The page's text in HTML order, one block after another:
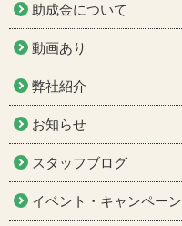
助成金について
動画あり
弊社紹介
お知らせ
スタッフブログ
イベント・キャンペーン